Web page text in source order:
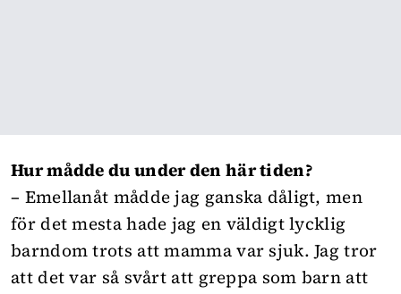
Hur mådde du under den här tiden?
– Emellanåt mådde jag ganska dåligt, men
för det mesta hade jag en väldigt lycklig
barndom trots att mamma var sjuk. Jag tror
att det var så svårt att greppa som barn att